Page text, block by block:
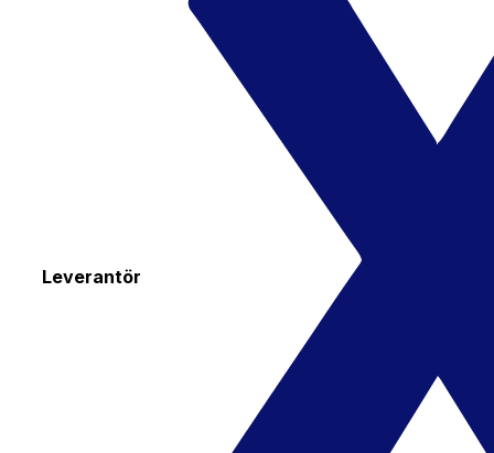
Leverantör